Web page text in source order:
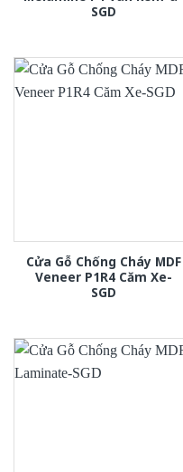
SGD
Cửa Gỗ Chống Cháy MDF
Veneer P1R4 Căm Xe-
SGD